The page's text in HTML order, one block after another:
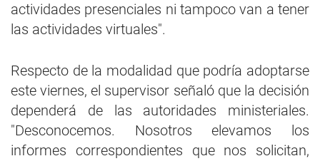
actividades presenciales ni tampoco van a tener
las actividades virtuales".
Respecto de la modalidad que podría adoptarse
este viernes, el supervisor señaló que la decisión
dependerá de las autoridades ministeriales.
"Desconocemos. Nosotros elevamos los
informes correspondientes que nos solicitan,